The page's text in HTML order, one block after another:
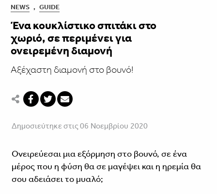
NEWS , GUIDE
Ένα κουκλίστικο σπιτάκι στο
χωριό, σε περιμένει για
ονειρεμένη διαμονή
Αξέχαστη διαμονή στο βουνό!
Δημοσιεύτηκε στις 06 Νοεμβρίου 2020
Ονειρεύεσαι μια εξόρμηση στο βουνό, σε ένα
μέρος που η φύση θα σε μαγέψει και η ηρεμία θα
σου αδειάσει το μυαλό;